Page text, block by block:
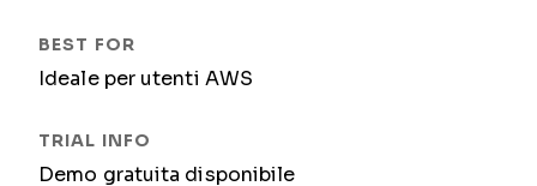
Ideale per utenti AWS
Demo gratuita disponibile